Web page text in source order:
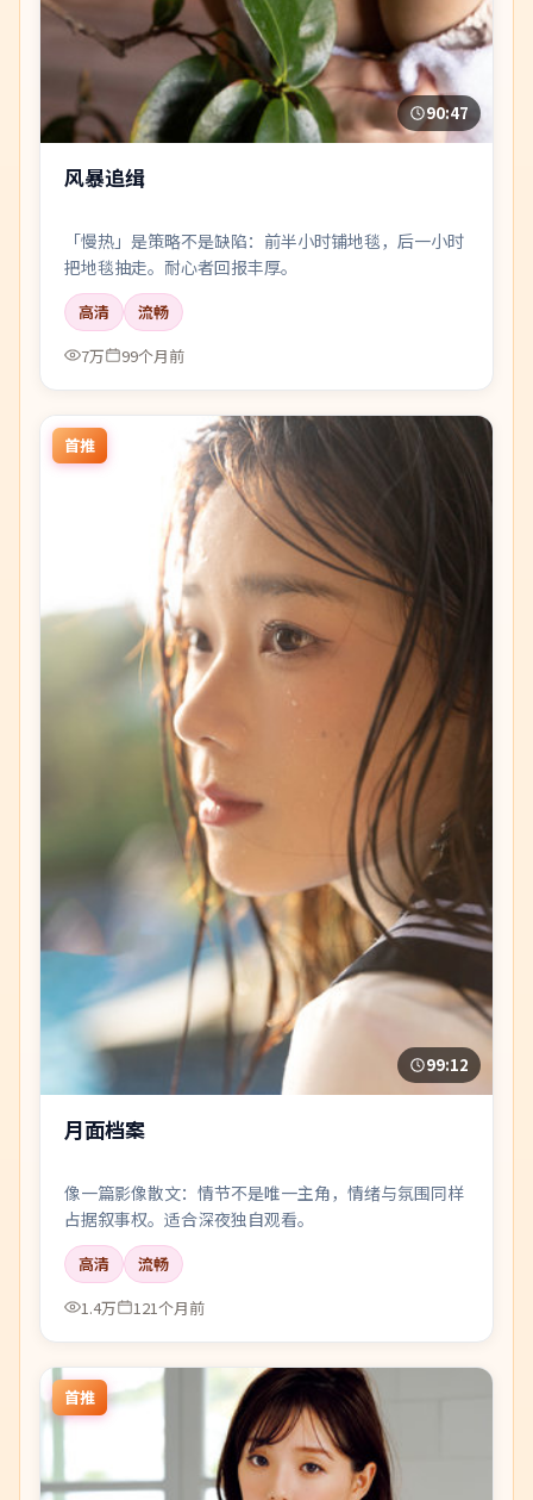
90:47
风暴追缉
「慢热」是策略不是缺陷：前半小时铺地毯，后一小时
把地毯抽走。耐心者回报丰厚。
高清
流畅
7万
99个月前
首推
99:12
月面档案
像一篇影像散文：情节不是唯一主角，情绪与氛围同样
占据叙事权。适合深夜独自观看。
高清
流畅
1.4万
121个月前
首推